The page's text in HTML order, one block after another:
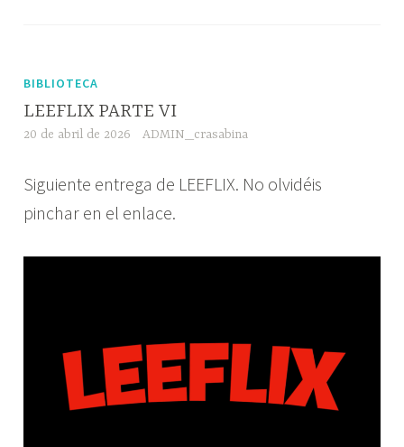
BIBLIOTECA
LEEFLIX PARTE VI
20 de abril de 2026 ADMIN_crasabina
Siguiente entrega de LEEFLIX. No olvidéis
pinchar en el enlace.